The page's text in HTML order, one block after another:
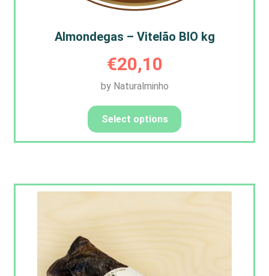
Almondegas – Vitelão BIO kg
€20,10
by Naturalminho
Select options